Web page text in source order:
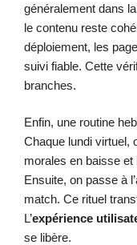
généralement dans
le contenu reste
déploiement, les
suivi fiable. Cette
branches.
Enfin, une routine
Chaque lundi virtuel,
morales en baisse et
Ensuite, on passe à
match. Ce rituel
L’expérience
se libère.